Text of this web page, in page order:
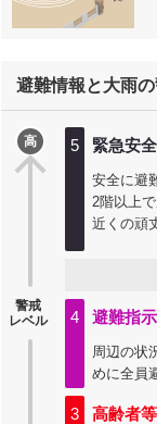
避難情報と大雨
警戒
レベル
高 5 緊急安
安全に避
2階以上
近くの頑
4 避難指示
周辺の状
めに全員
3 高齢者